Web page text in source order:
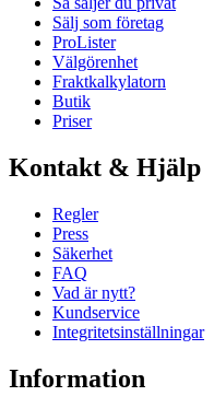
Sälj som företag
ProLister
Välgörenhet
Fraktkalkylatorn
Butik
Priser
Kontakt & Hjälp
Regler
Press
Säkerhet
FAQ
Vad är nytt?
Kundservice
Integritetsinställningar
Information